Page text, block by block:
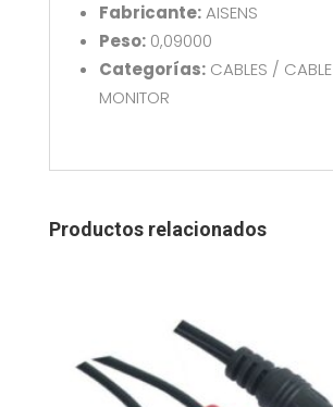
cantidad
Fabricante:AISENS
Peso:0,09000
Categorías:CABLES / CABLE
MONITOR
Productos relacionados